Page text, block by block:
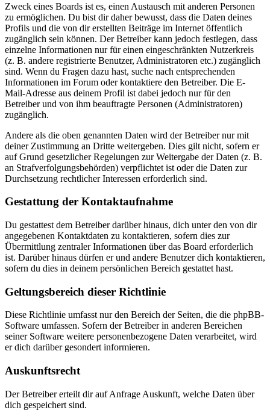
Zweck eines Boards ist es, einen Austausch mit anderen Personen
zu ermöglichen. Du bist dir daher bewusst, dass die Daten deines
Profils und die von dir erstellten Beiträge im Internet öffentlich
zugänglich sein können. Der Betreiber kann jedoch festlegen, dass
einzelne Informationen nur für einen eingeschränkten Nutzerkreis
(z. B. andere registrierte Benutzer, Administratoren etc.) zugänglich
sind. Wenn du Fragen dazu hast, suche nach entsprechenden
Informationen im Forum oder kontaktiere den Betreiber. Die E-
Mail-Adresse aus deinem Profil ist dabei jedoch nur für den
Betreiber und von ihm beauftragte Personen (Administratoren)
zugänglich.
Andere als die oben genannten Daten wird der Betreiber nur mit
deiner Zustimmung an Dritte weitergeben. Dies gilt nicht, sofern er
auf Grund gesetzlicher Regelungen zur Weitergabe der Daten (z. B.
an Strafverfolgungsbehörden) verpflichtet ist oder die Daten zur
Durchsetzung rechtlicher Interessen erforderlich sind.
Gestattung der Kontaktaufnahme
Du gestattest dem Betreiber darüber hinaus, dich unter den von dir
angegebenen Kontaktdaten zu kontaktieren, sofern dies zur
Übermittlung zentraler Informationen über das Board erforderlich
ist. Darüber hinaus dürfen er und andere Benutzer dich kontaktieren,
sofern du dies in deinem persönlichen Bereich gestattet hast.
Geltungsbereich dieser Richtlinie
Diese Richtlinie umfasst nur den Bereich der Seiten, die die phpBB-
Software umfassen. Sofern der Betreiber in anderen Bereichen
seiner Software weitere personenbezogene Daten verarbeitet, wird
er dich darüber gesondert informieren.
Auskunftsrecht
Der Betreiber erteilt dir auf Anfrage Auskunft, welche Daten über
dich gespeichert sind.